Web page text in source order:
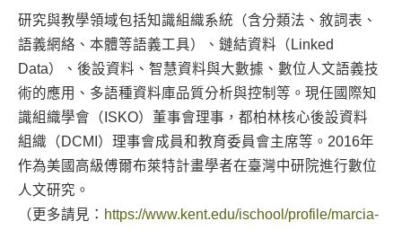
研究與教學領域包括知識組織系統（含分類法、敘詞表、
語義網絡、本體等語義工具）、鏈結資料（Linked
Data）、後設資料、智慧資料與大數據、數位人文語義技
術的應用、多語種資料庫品質分析與控制等。現任國際知
識組織學會（ISKO）董事會理事，都柏林核心後設資料
組織（DCMI）理事會成員和教育委員會主席等。2016年
作為美國高級傅爾布萊特計畫學者在臺灣中研院進行數位
人文研究。
（更多請見： https://www.kent.edu/ischool/profile/marcia-